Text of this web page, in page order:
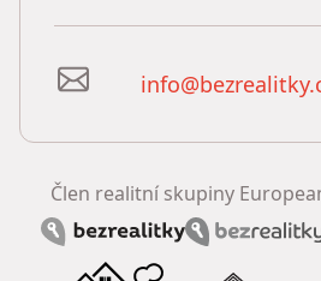
Člen realitní skupiny